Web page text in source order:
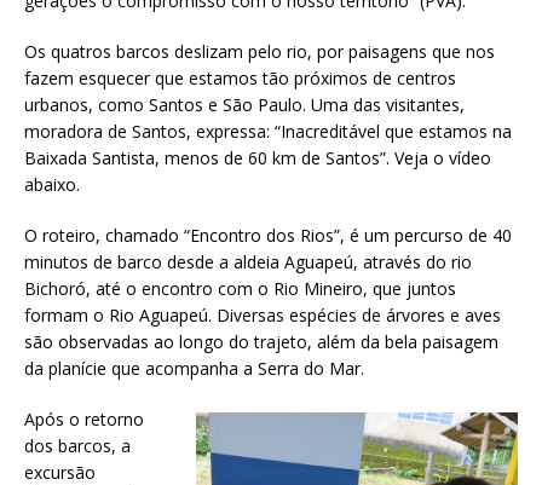
Os quatros barcos deslizam pelo rio, por paisagens que nos
fazem esquecer que estamos tão próximos de centros
urbanos, como Santos e São Paulo. Uma das visitantes,
moradora de Santos, expressa: “Inacreditável que estamos na
Baixada Santista, menos de 60 km de Santos”. Veja o vídeo
abaixo.
O roteiro, chamado “Encontro dos Rios”, é um percurso de 40
minutos de barco desde a aldeia Aguapeú, através do rio
Bichoró, até o encontro com o Rio Mineiro, que juntos
formam o Rio Aguapeú. Diversas espécies de árvores e aves
são observadas ao longo do trajeto, além da bela paisagem
da planície que acompanha a Serra do Mar.
Após o retorno
dos barcos, a
excursão